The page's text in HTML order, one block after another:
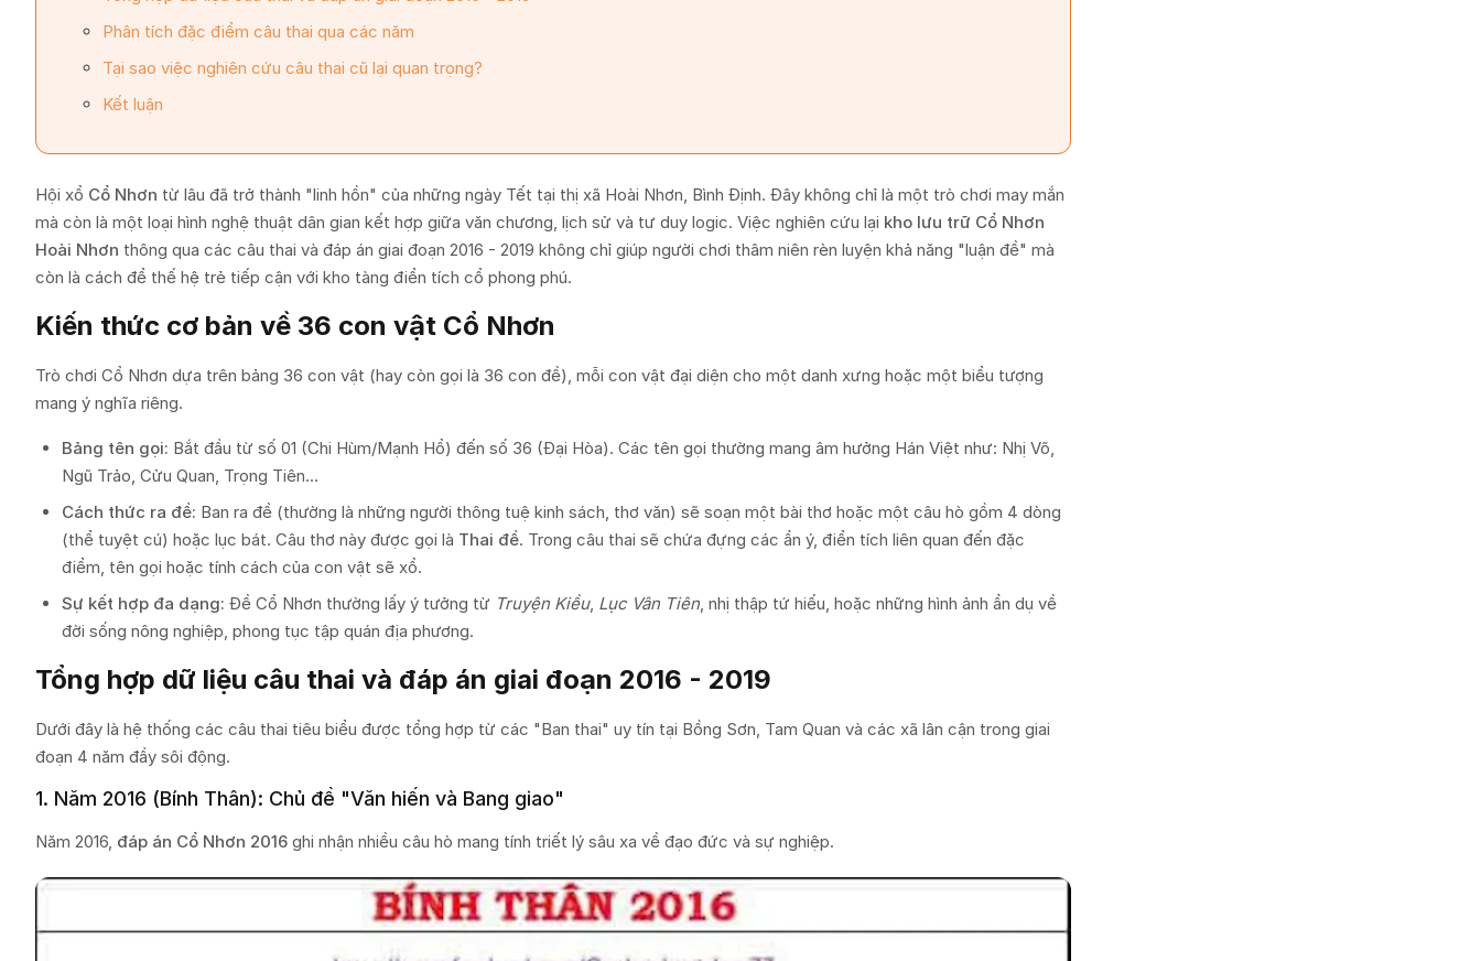
Phân tích đặc điểm câu thai qua các năm
Tại sao việc nghiên cứu câu thai cũ lại quan trọng?
Kết luận
Hội xổ Cổ Nhơn từ lâu đã trở thành "linh hồn" của những ngày Tết tại thị xã Hoài Nhơn, Bình Định. Đây không chỉ là một trò chơi may mắn
mà còn là một loại hình nghệ thuật dân gian kết hợp giữa văn chương, lịch sử và tư duy logic. Việc nghiên cứu lại kho lưu trữ Cổ Nhơn
Hoài Nhơn thông qua các câu thai và đáp án giai đoạn 2016 - 2019 không chỉ giúp người chơi thâm niên rèn luyện khả năng "luận đề" mà
còn là cách để thế hệ trẻ tiếp cận với kho tàng điển tích cổ phong phú.
Kiến thức cơ bản về 36 con vật Cổ Nhơn
Trò chơi Cổ Nhơn dựa trên bảng 36 con vật (hay còn gọi là 36 con đề), mỗi con vật đại diện cho một danh xưng hoặc một biểu tượng
mang ý nghĩa riêng.
Bảng tên gọi: Bắt đầu từ số 01 (Chi Hùm/Mạnh Hổ) đến số 36 (Đại Hòa). Các tên gọi thường mang âm hưởng Hán Việt như: Nhị Võ,
Ngũ Trảo, Cửu Quan, Trọng Tiên...
Cách thức ra đề: Ban ra đề (thường là những người thông tuệ kinh sách, thơ văn) sẽ soạn một bài thơ hoặc một câu hò gồm 4 dòng
(thể tuyệt cú) hoặc lục bát. Câu thơ này được gọi là Thai đề. Trong câu thai sẽ chứa đựng các ẩn ý, điển tích liên quan đến đặc
điểm, tên gọi hoặc tính cách của con vật sẽ xổ.
Sự kết hợp đa dạng: Đề Cổ Nhơn thường lấy ý tưởng từ Truyện Kiều, Lục Vân Tiên, nhị thập tứ hiếu, hoặc những hình ảnh ẩn dụ về
đời sống nông nghiệp, phong tục tập quán địa phương.
Tổng hợp dữ liệu câu thai và đáp án giai đoạn 2016 - 2019
Dưới đây là hệ thống các câu thai tiêu biểu được tổng hợp từ các "Ban thai" uy tín tại Bồng Sơn, Tam Quan và các xã lân cận trong giai
đoạn 4 năm đầy sôi động.
1. Năm 2016 (Bính Thân): Chủ đề "Văn hiến và Bang giao"
Năm 2016, đáp án Cổ Nhơn 2016 ghi nhận nhiều câu hò mang tính triết lý sâu xa về đạo đức và sự nghiệp.